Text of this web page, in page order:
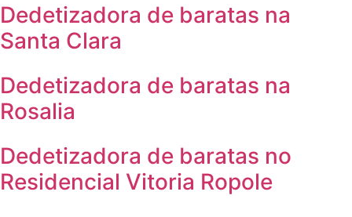
Dedetizadora de baratas na
Santa Clara
Dedetizadora de baratas na
Rosalia
Dedetizadora de baratas no
Residencial Vitoria Ropole